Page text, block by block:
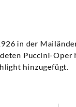
in der
Puccini-Oper
hinzugefügt.